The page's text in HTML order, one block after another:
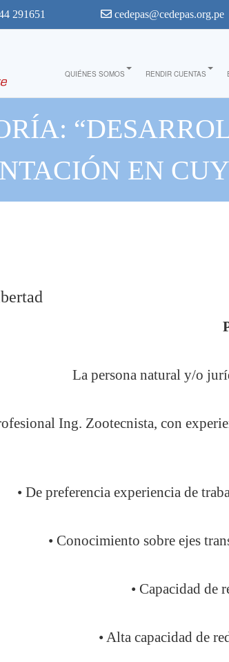
291651 cedepas@cedepas.org.pe
QUIÉNES SOMOS RENDIR CUENTAS
EN
La persona natural y/o
Ing. Zootecnista, con
• De preferencia experiencia de
• Conocimiento sobre ejes
• Capacidad de
• Alta capacidad de